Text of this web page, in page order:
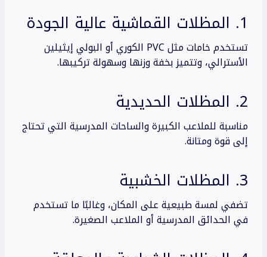
1. المظلات القماشية عالية الجودة
تستخدم خامات مثل PVC الكوري أو البولي إيثيلين
الأسترالي، وتتميز بخفة وزنها وسهولة تركيبها.
2. المظلات الحديدية
مناسبة للملاعب الكبيرة والساحات المدرسية التي تحتاج
إلى قوة ومتانة.
3. المظلات الخشبية
تضفي لمسة طبيعية على المكان، وغالبًا ما تستخدم
في الحدائق المدرسية أو الملاعب الصغيرة.